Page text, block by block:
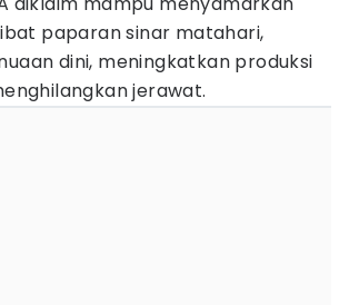
paparan sinar matahari,
dini, meningkatkan produksi
jerawat.